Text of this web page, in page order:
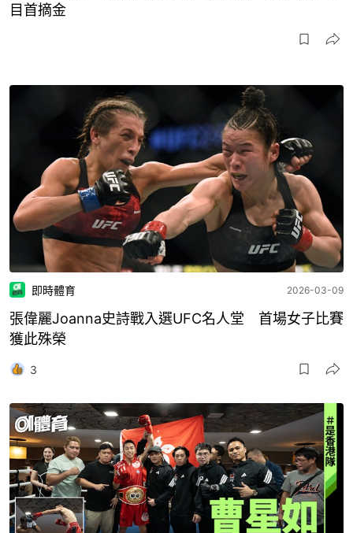
目首摘金
即時體育 2026-03-09
張偉麗Joanna史詩戰入選UFC名人堂 首場女子比賽
獲此殊榮
3